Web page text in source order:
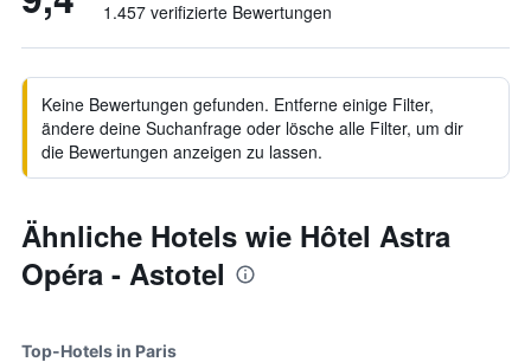
1.457 verifizierte Bewertungen
Keine Bewertungen gefunden. Entferne einige Filter,
ändere deine Suchanfrage oder lösche alle Filter, um dir
die Bewertungen anzeigen zu lassen.
Ähnliche Hotels wie Hôtel Astra
Opéra - Astotel
Top-Hotels in Paris